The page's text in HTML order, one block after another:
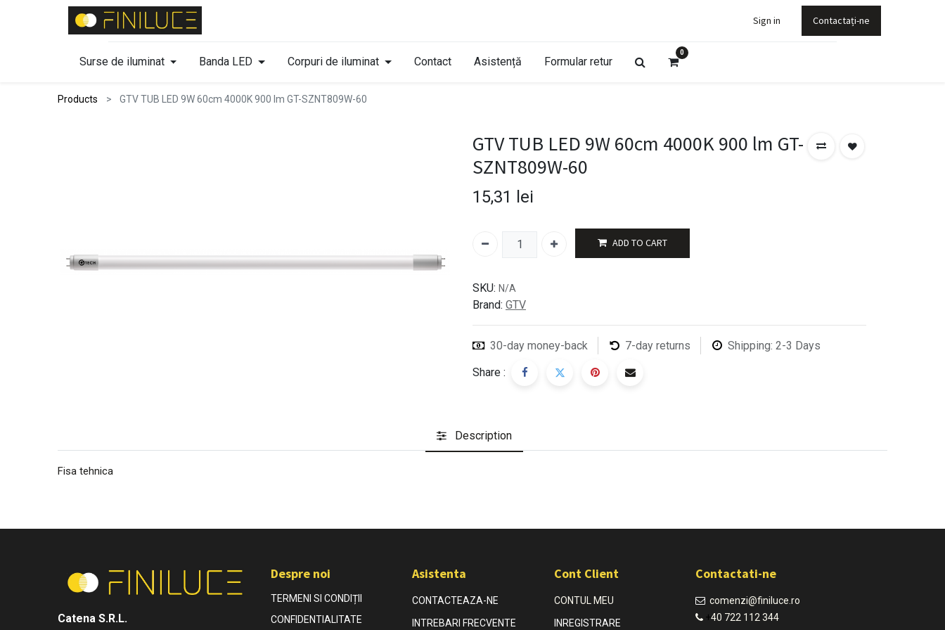
Sign in Contactați-ne
Surse de iluminat Banda LED Corpuri de iluminat Contact Asistență Formular retur
0
Products GTV TUB LED 9W 60cm 4000K 900 lm GT-SZNT809W-60
GTV TUB LED 9W 60cm 4000K 900 lm GT-
SZNT809W-60
15,31 lei
ADD TO CART
SKU: N/A
Brand: GTV
30-day money-back 7-day returns
Shipping: 2-3 Days
Share :
Description
Fisa tehnica
Catena S.R.L.
Despre noi
TERMENI SI CONDIȚII
CONFIDENTIALITATE
Asistenta
CONTACTEAZA-NE
INTREBARI FRECVENTE
Cont Client
CONTUL MEU
INREGISTRARE
Contactati-ne
comenzi@finiluce.ro​
+40 722 112 344